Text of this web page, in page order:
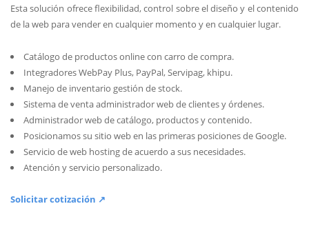
Esta solución ofrece flexibilidad, control sobre el diseño y el contenido
de la web para vender en cualquier momento y en cualquier lugar.
Catálogo de productos online con carro de compra.
Integradores WebPay Plus, PayPal, Servipag, khipu.
Manejo de inventario gestión de stock.
Sistema de venta administrador web de clientes y órdenes.
Administrador web de catálogo, productos y contenido.
Posicionamos su sitio web en las primeras posiciones de Google.
Servicio de web hosting de acuerdo a sus necesidades.
Atención y servicio personalizado.
Solicitar cotización ↗